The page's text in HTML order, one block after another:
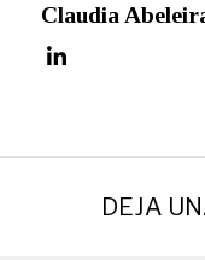
Claudia
DEJA